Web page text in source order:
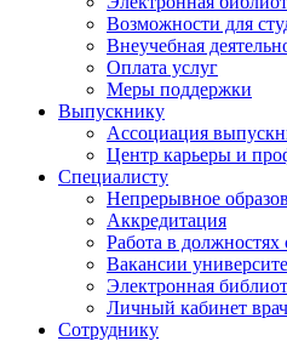
Возможности для
Внеучебная
Оплата услуг
Меры поддержки
Выпускнику
Ассоциация
Центр карьеры и
Специалисту
Непрерывное
Аккредитация
Работа в должностях
Вакансии
Электронная
Личный кабинет
Сотруднику